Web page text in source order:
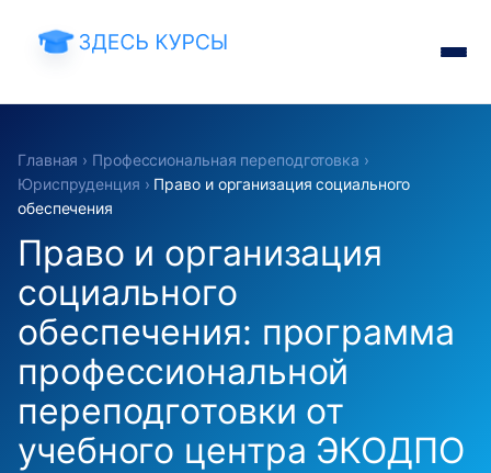
Главная › Профессиональная переподготовка ›
Юриспруденция › Право и организация социального
обеспечения
Право и организация
социального
обеспечения: программа
профессиональной
переподготовки от
учебного центра ЭКОДПО